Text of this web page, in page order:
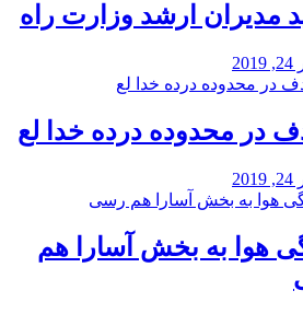
مدیران ارشد وزارت راه
در محدوده درده خدا لع
هوا به بخش آسارا هم